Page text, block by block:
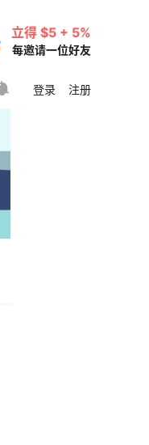
立得 $5 + 5%
每邀请一位好友
登录 注册